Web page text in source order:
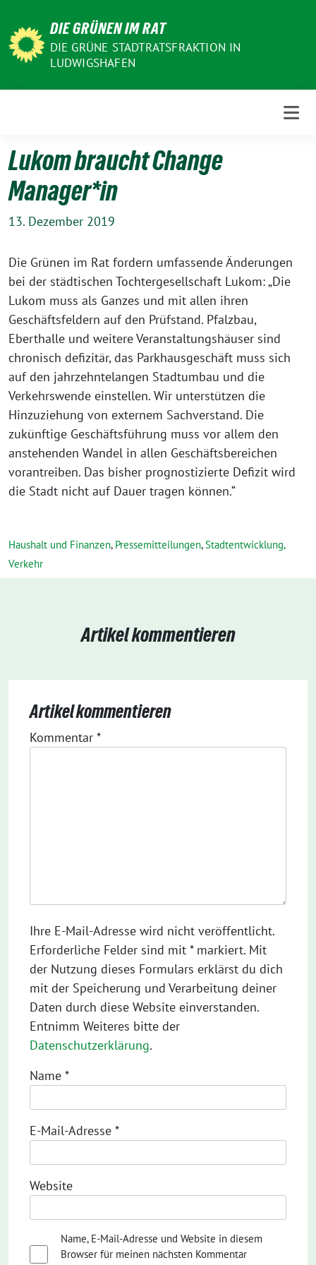
zum
Inhalt
DIE GRÜNEN IM RAT
DIE GRÜNE STADTRATSFRAKTION IN
LUDWIGSHAFEN
Lukom braucht Change
Manager*in
13. Dezember 2019
Die Grünen im Rat fordern umfassende Änderungen
bei der städtischen Tochtergesellschaft Lukom: „Die
Lukom muss als Ganzes und mit allen ihren
Geschäftsfeldern auf den Prüfstand. Pfalzbau,
Eberthalle und weitere Veranstaltungshäuser sind
chronisch defizitär, das Parkhausgeschäft muss sich
auf den jahrzehntelangen Stadtumbau und die
Verkehrswende einstellen. Wir unterstützen die
Hinzuziehung von externem Sachverstand. Die
zukünftige Geschäftsführung muss vor allem den
anstehenden Wandel in allen Geschäftsbereichen
vorantreiben. Das bisher prognostizierte Defizit wird
die Stadt nicht auf Dauer tragen können.“
Haushalt und Finanzen, Pressemitteilungen,Stadtentwicklung,
Verkehr
Artikel kommentieren
Artikel kommentieren
Kommentar *
Ihre E-Mail-Adresse wird nicht veröffentlicht.
Erforderliche Felder sind mit * markiert. Mit
der Nutzung dieses Formulars erklärst du dich
mit der Speicherung und Verarbeitung deiner
Daten durch diese Website einverstanden.
Entnimm Weiteres bitte der
Datenschutzerklärung.
Name *
E-Mail-Adresse *
Website
Name, E-Mail-Adresse und Website in diesem
Browser für meinen nächsten Kommentar